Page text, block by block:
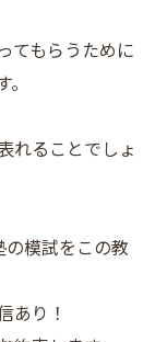
てもらうために
れることでしょ
模試をこの教
あり！